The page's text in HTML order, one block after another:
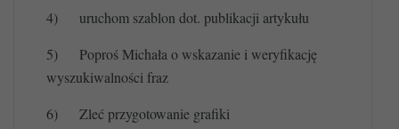
4)
uruchom szablon dot. publikacji artykułu
5)
Poproś Michała o wskazanie i weryfikację
wyszukiwalności fraz
6)
Zleć przygotowanie grafiki